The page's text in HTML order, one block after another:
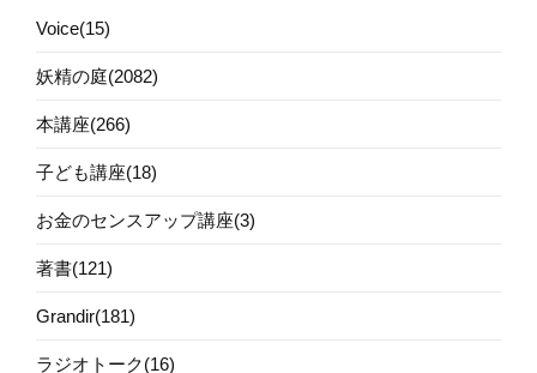
Voice(15)
妖精の庭(2082)
本講座(266)
子ども講座(18)
お金のセンスアップ講座(3)
著書(121)
Grandir(181)
ラジオトーク(16)